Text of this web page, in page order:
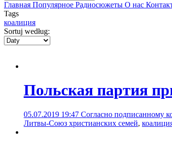
Главная Популярное Радиосюжеты О нас
Tags
коалиция
Sortuj według:
Польская партия
05.07.2019 19:47 Согласно подписанному
Литвы-Союз христианских семей,